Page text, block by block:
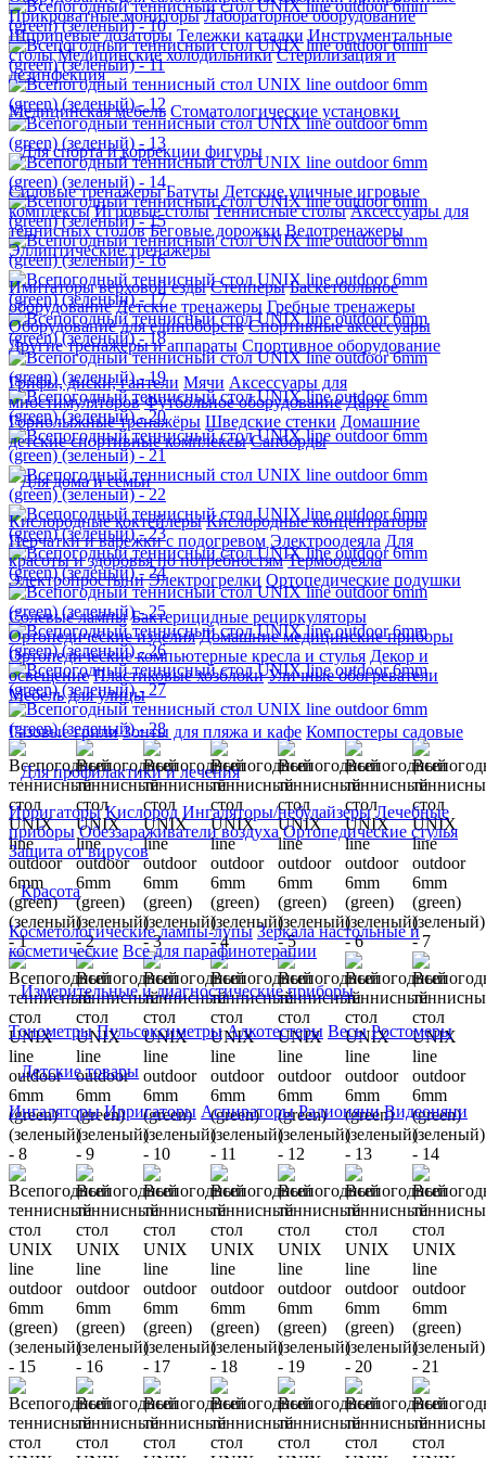
Прикроватные мониторы Лабораторное оборудование
Шприцевые дозаторы Тележки каталки Инструментальные
столы Медицинские холодильники Стерилизация и
дезинфекция
Медицинская мебель Стоматологические установки
Для спорта и коррекции фигуры
Силовые тренажеры Батуты Детские уличные игровые
комплексы Игровые столы Теннисные столы Аксессуары для
теннисных столов Беговые дорожки Велотренажеры
Эллиптические тренажеры
Имитаторы верховой езды Степперы Баскетбольное
оборудование Детские тренажеры Гребные тренажеры
Оборудование для единоборств Спортивные аксессуары
Другие тренажеры и аппараты Спортивное оборудование
Грифы, диски, гантели Мячи Аксессуары для
миостимуляторов Футбольное оборудование Дартс
Горнолыжные тренажёры Шведские стенки Домашние
детские спортивные комплексы Сапборды
Для дома и семьи
Кислородные коктейлеры Кислородные концентраторы
Перчатки и варежки с подогревом Электроодеяла Для
красоты и здоровья по потребностям Термоодеяла
Электропростыни Электрогрелки Ортопедические подушки
Солевые лампы Бактерицидные рециркуляторы
Ортопедические изделия Домашние медицинские приборы
Ортопедические компьютерные кресла и стулья Декор и
освещение Пластиковые хозблоки Уличные обогреватели
Мебель для улицы
Газовые грили Зонты для пляжа и кафе Компостеры садовые
Для профилактики и лечения
Ирригаторы Кислород Ингаляторы/небулайзеры Лечебные
приборы Обеззараживатели воздуха Ортопедические стулья
Защита от вирусов
Красота
Косметологические лампы-лупы Зеркала настольные и
косметические Все для парафинотерапии
Измерительные и диагностические приборы
Тонометры Пульсоксиметры Алкотестеры Весы Ростомеры
Детские товары
Ингаляторы Ирригаторы Аспираторы Радионяни Видеоняни